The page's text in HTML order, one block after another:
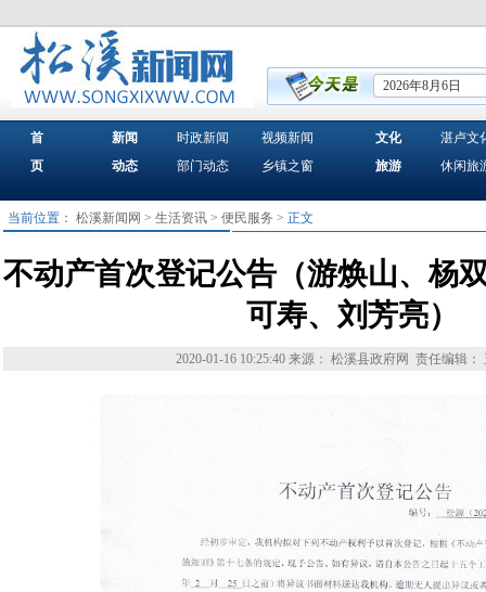
2026年8月6日
首
页
新闻
动态
时政新闻
部门动态
视频新闻
乡镇之窗
文化
旅游
湛卢文
休闲旅
当前位置：松溪新闻网 >生活资讯 >便民服务 > 正文
不动产首次登记公告（游焕山、杨
可寿、刘芳亮）
2020-01-16 10:25:40 来源： 松溪县政府网 责任编辑：